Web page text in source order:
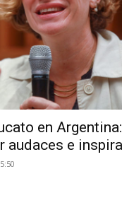
en Argentina:
audaces e